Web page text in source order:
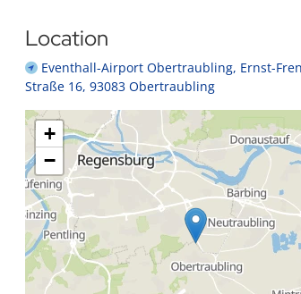
Location
Eventhall-Airport Obertraubling, Ernst-
Straße 16, 93083 Obertraubling
+
−